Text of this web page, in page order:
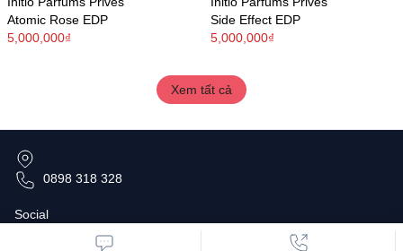
Atomic Rose EDP
5,000,000₫
Side Effect EDP
5,000,000₫
Xem tất cả
0898 318 328
Social